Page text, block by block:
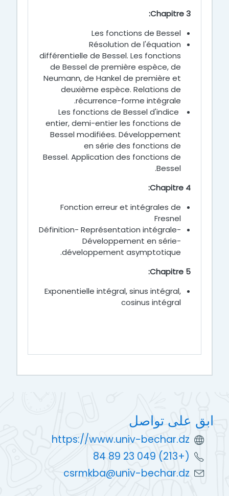
Chapitre 3:
Les fonctions de Bessel
Résolution de l'équation
différentielle de Bessel. Les fonctions
de Bessel de première espèce, de
Neumann, de Hankel de première et
deuxième espèce. Relations de
récurrence-forme intégrale.
Les fonctions de Bessel d'indice
entier, demi-entier les fonctions de
Bessel modifiées. Développement
en série des fonctions de
Bessel. Application des fonctions de
Bessel.
Chapitre 4:
Fonction erreur et intégrales de
Fresnel
Définition- Représentation intégrale-
Développement en série-
développement asymptotique.
Chapitre 5:
Exponentielle intégral, sinus intégral,
cosinus intégral
ابق على تواصل
https://www.univ-bechar.dz
(+213) 049 23 89 84
csrmkba@univ-bechar.dz